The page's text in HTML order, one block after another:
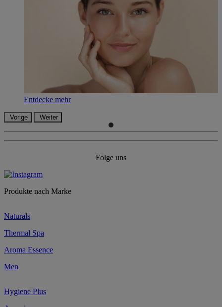
Entdecke mehr
Vorige Weiter
Folge uns
Produkte nach Marke
Naturals
Thermal Spa
Aroma Essence
Men
Hygiene Plus